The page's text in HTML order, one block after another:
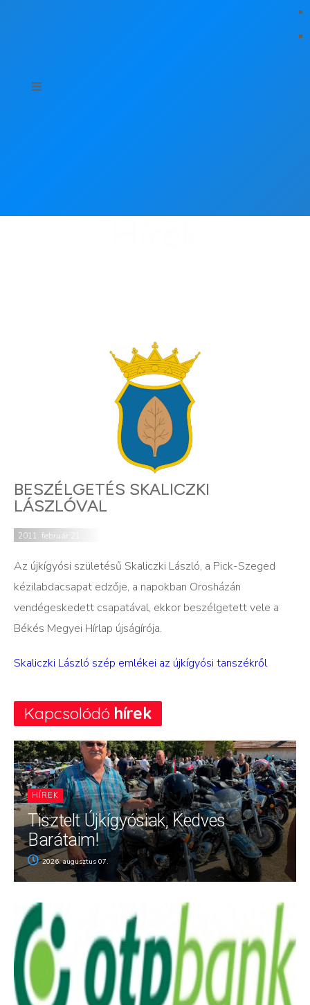
BESZÉLGETÉS SKALICZKI
LÁSZLÓVAL
2011. február 21.
Az újkígyósi születésű Skaliczki László, a Pick-Szeged
kézilabdacsapat edzője, a napokban Orosházán
vendégeskedett csapatával, ekkor beszélgetett vele a
Békés Megyei Hírlap újságírója.
Skaliczki László szép emlékei az újkígyósi tanszékről
Kapcsolódó hírek
HÍREK
Tisztelt Újkígyósiak, Kedves
Barátaim!
2026. augusztus 07.